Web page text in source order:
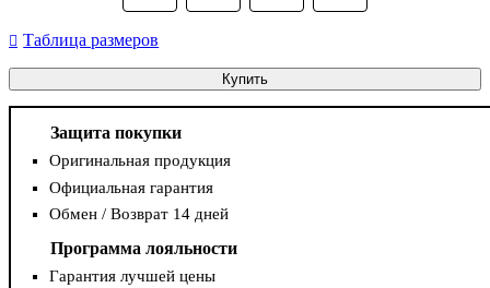
Таблица размеров
Купить
Защита покупки
Оригинальная продукция
Официальная гарантия
Обмен / Возврат 14 дней
Программа лояльности
Гарантия лучшей цены